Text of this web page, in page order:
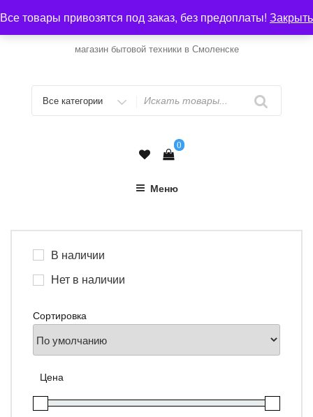
к ВИТЯЗЬ
магазин бытовой техники в Смоленске
Искать
0
Меню
В наличии
Нет в наличии
Сортировка
Сортировка товаров
Цена
Все товары привозятся под заказ, без предоплаты! Закрыть